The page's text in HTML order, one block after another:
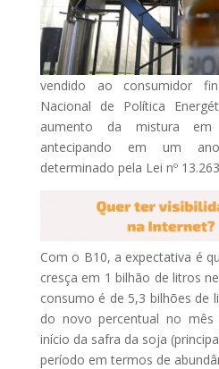
vendido ao consumidor
Nacional de Política
aumento da mistura
antecipando em um
determinado pela Lei nº
Com o B10, a expectativa é
cresça em 1 bilhão de litros
consumo é de 5,3 bilhões de
do novo percentual no
início da safra da soja
período em termos de